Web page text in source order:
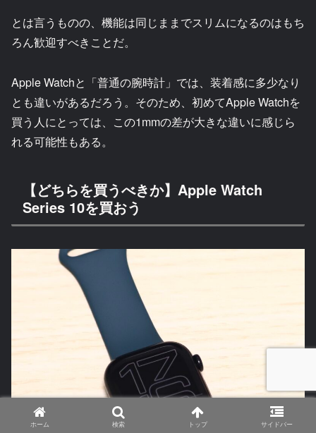
とは言うものの、機能は同じままでスリムになるのはもち
ろん歓迎すべきことだ。
Apple Watchと「普通の腕時計」では、装着感に多少なり
とも違いがあるだろう。そのため、初めてApple Watchを
買う人にとっては、この1mmの差が大きな違いに感じら
れる可能性もある。
【どちらを買うべきか】Apple Watch
Series 10を買おう
ホーム 検索 トップ サイドバー